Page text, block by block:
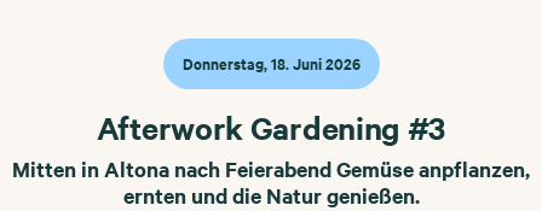
Donnerstag, 18. Juni 2026
Afterwork Gardening #3
Mitten in Altona nach Feierabend Gemüse anpflanzen,
ernten und die Natur genießen.